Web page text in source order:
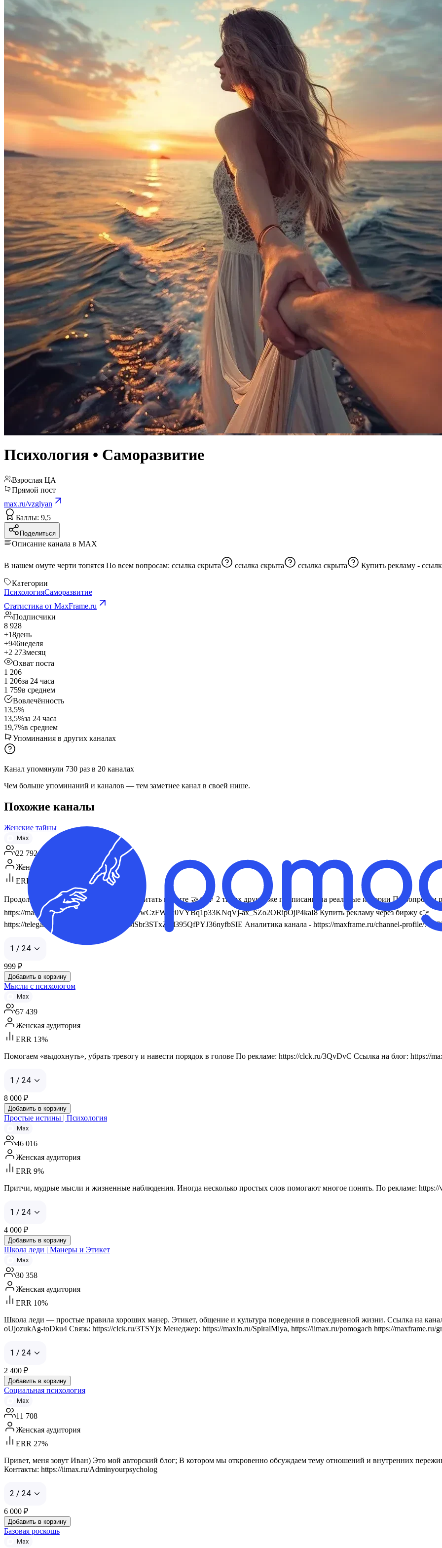
Психология • Саморазвитие
Взрослая ЦА
Прямой пост
max.ru/vzglyan
Баллы: 9,5
Поделиться
Описание канала в MAX
В нашем омуте черти топятся По всем вопросам: ссылка скрыта ссылка скрыта ссылка скрыта Купить рекламу -
Категории
ПсихологияСаморазвитие
Статистика от MaxFrame.ru
Подписчики
8 928
+18день
+946неделя
+2 273месяц
Охват поста
1 206
1 206за 24 часа
1 759в среднем
Вовлечённость
13,5%
13,5%за 24 часа
19,7%в среднем
Упоминания в других каналах
Канал упомянули 730 раз в 20 каналах
Чем больше упоминаний и каналов — тем заметнее канал в своей нише.
Похожие каналы
Женские тайны
Max
22 792
Женская аудитория
ERR 8%
Продолжение этой истории уже можно читать в ленте 🤝☺️💫 2 твоих друга уже подписаны на реальные истории По вопросам
https://max.ru/u/f9LHodD0cOKMZFO7GewCzFWnx0VYBq1p33KNqVj-ax_SZo2ORipOjP4kaI8 Купить рекламу через биржу 👉
https://telega.in/m/jnwOQkYAQ9PIYQSlSbr3STxZbd395QfPYJ36nyfbSIE Аналитика канала - https://maxframe.ru/channel-profile/
1 / 24
999 ₽
Добавить в корзину
Мысли с психологом
Max
57 439
Женская аудитория
ERR 13%
Помогаем «выдохнуть», убрать тревогу и навести порядок в голове По рекламе: https://clck.ru/3QvDvC Ссылка на блог:
1 / 24
8 000 ₽
Добавить в корзину
Простые истины | Психология
Max
46 016
Женская аудитория
ERR 9%
Притчи, мудрые мысли и жизненные наблюдения. Иногда несколько простых слов помогают многое понять. По рекламе: https://
1 / 24
4 000 ₽
Добавить в корзину
Школа леди | Манеры и Этикет
Max
30 358
Женская аудитория
ERR 10%
Школа леди — простые правила хороших манер. Этикет, общение и культура поведения в повседневной жизни. Ссылка на
oUjozukAg-toDku4 Связь: https://clck.ru/3TSYjx Менеджер: https://maxln.ru/SpiralMiya, https://iimax.ru/pomogach https://maxframe.ru/
1 / 24
2 400 ₽
Добавить в корзину
Социальная психология
Max
11 708
Женская аудитория
ERR 27%
Привет, меня зовут Иван) Это мой авторский блог; В котором мы откровенно обсуждаем тему отношений и внутренних
Контакты: https://iimax.ru/Adminyourpsycholog
2 / 24
6 000 ₽
Добавить в корзину
Базовая роскошь
Max